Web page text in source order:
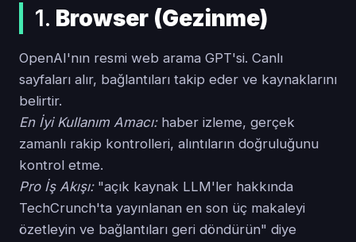
1. Browser (Gezinme)
OpenAI'nın resmi web arama GPT'si. Canlı
sayfaları alır, bağlantıları takip eder ve kaynaklarını
belirtir.
En İyi Kullanım Amacı:haber izleme, gerçek
zamanlı rakip kontrolleri, alıntıların doğruluğunu
kontrol etme.
Pro İş Akışı:"açık kaynak LLM'ler hakkında
TechCrunch'ta yayınlanan en son üç makaleyi
özetleyin ve bağlantıları geri döndürün" diye